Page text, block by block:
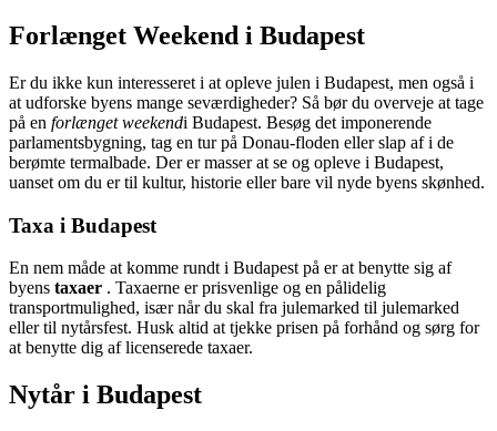
Forlænget Weekend i Budapest
Er du ikke kun interesseret i at opleve julen i Budapest, men også i
at udforske byens mange seværdigheder? Så bør du overveje at tage
på en forlænget weekendi Budapest. Besøg det imponerende
parlamentsbygning, tag en tur på Donau-floden eller slap af i de
berømte termalbade. Der er masser at se og opleve i Budapest,
uanset om du er til kultur, historie eller bare vil nyde byens skønhed.
Taxa i Budapest
En nem måde at komme rundt i Budapest på er at benytte sig af
byens taxaer . Taxaerne er prisvenlige og en pålidelig
transportmulighed, især når du skal fra julemarked til julemarked
eller til nytårsfest. Husk altid at tjekke prisen på forhånd og sørg for
at benytte dig af licenserede taxaer.
Nytår i Budapest